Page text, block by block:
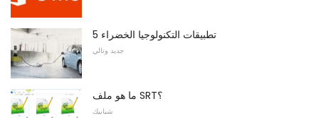
5 تطبيقات التكنولوجيا الخضراء
جديد وتالي
ما هو ملف SRT؟
شبابيك